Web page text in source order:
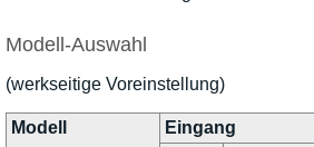
Modell-Auswahl
(werkseitige Voreinstellung)
Modell Eingang